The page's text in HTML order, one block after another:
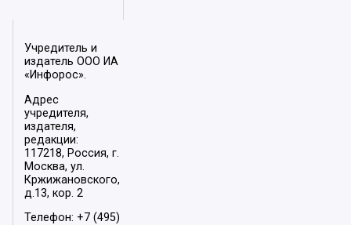
Учредитель и
издатель ООО ИА
«Инфорос».
Адрес
учредителя,
издателя,
редакции:
117218, Россия, г.
Москва, ул.
Кржижановского,
д.13, кор. 2
Телефон: +7 (495)